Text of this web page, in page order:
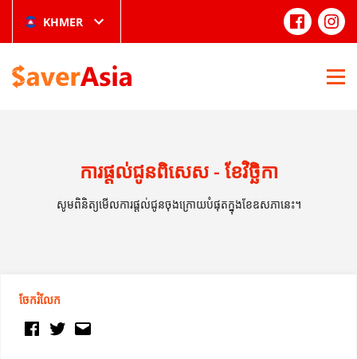
KHMER
ការផ្តល់ជូនពិសេស - ខែវិច្ឆិកា
សូមពិនិត្យមើលការផ្តល់ជូនចុងក្រោយបំផុតក្នុងខែឧសភានេះ។
ចែករំលែក